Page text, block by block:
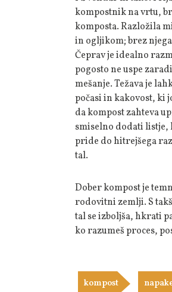
kompostnik na vrtu,
komposta. Razložila
in ogljikom; brez
Čeprav je idealno
pogosto ne uspe
mešanje. Težava je
počasi in kakovost, ki
da kompost zahteva
smiselno dodati listje,
pride do hitrejšega
tal.
Dober kompost je
rodovitni zemlji. S
tal se izboljša, hkrati
ko razumeš proces,
kompost